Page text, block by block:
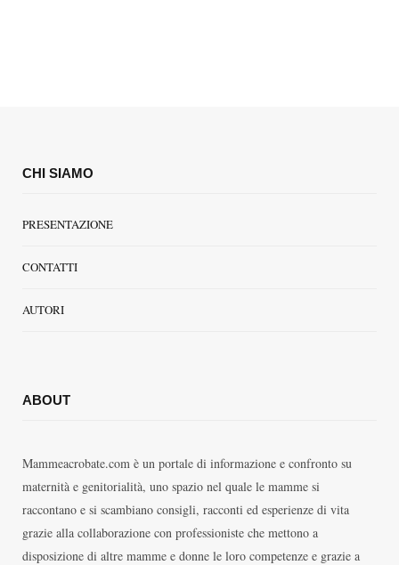
CHI SIAMO
PRESENTAZIONE
CONTATTI
AUTORI
ABOUT
Mammeacrobate.com è un portale di informazione e confronto su
maternità e genitorialità, uno spazio nel quale le mamme si
raccontano e si scambiano consigli, racconti ed esperienze di vita
grazie alla collaborazione con professioniste che mettono a
disposizione di altre mamme e donne le loro competenze e grazie a